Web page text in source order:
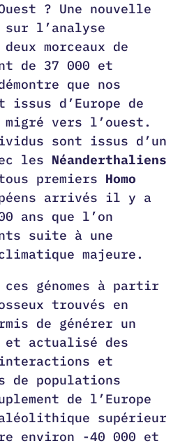
? Une nouvelle
sur l’analyse
morceaux de
de 37 000 et
que nos
issus d’Europe de
vers l’ouest.
sont issus d’un
les Néanderthaliens
premiers Homo
arrivés il y a
ans que l’on
suite à une
majeure.
ces génomes à partir
trouvés en
de générer un
et actualisé des
interactions et
de populations
de l’Europe
supérieur
environ -40 000 et